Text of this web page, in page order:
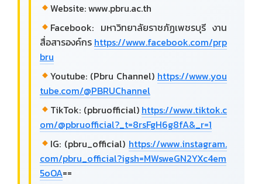
Website: www.pbru.ac.th
Facebook: มหาวิทยาลัยราชภัฏเพชรบุรี งาน
สื่อสารองค์กร https://www.facebook.com/prp
bru
Youtube: (Pbru Channel) https://www.you
tube.com/@PBRUChannel
TikTok: (pbruofficial) https://www.tiktok.c
om/@pbruofficial?_t=8rsFgH6g8fA&_r=1
IG: (pbru_official) https://www.instagram.
com/pbru_official?igsh=MWsweGN2YXc4em
5oOA==